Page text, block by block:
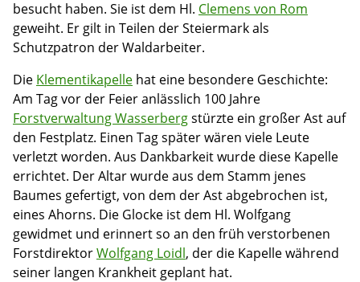
besucht haben. Sie ist dem Hl. Clemens von Rom
geweiht. Er gilt in Teilen der Steiermark als
Schutzpatron der Waldarbeiter.
Die Klementikapelle hat eine besondere Geschichte:
Am Tag vor der Feier anlässlich 100 Jahre
Forstverwaltung Wasserbergstürzte ein großer Ast auf
den Festplatz. Einen Tag später wären viele Leute
verletzt worden. Aus Dankbarkeit wurde diese Kapelle
errichtet. Der Altar wurde aus dem Stamm jenes
Baumes gefertigt, von dem der Ast abgebrochen ist,
eines Ahorns. Die Glocke ist dem Hl. Wolfgang
gewidmet und erinnert so an den früh verstorbenen
ForstdirektorWolfgang Loidl, der die Kapelle während
seiner langen Krankheit geplant hat.